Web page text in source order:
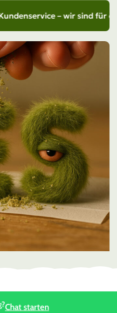
sind für dich da
Chat starten